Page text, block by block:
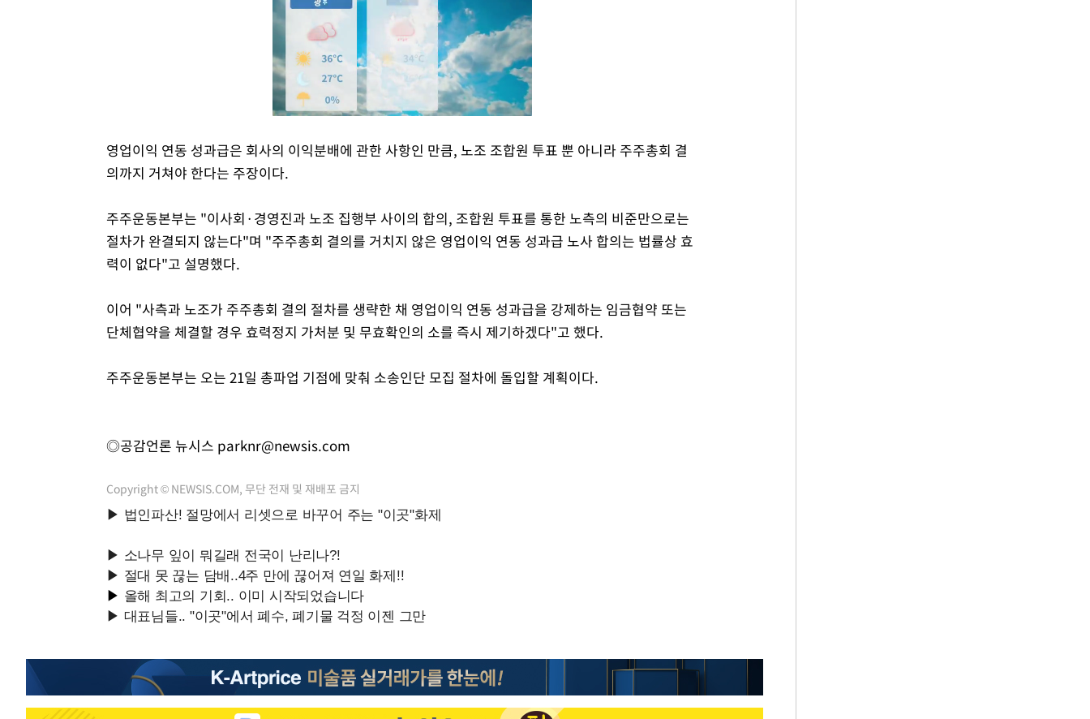
영업이익 연동 성과급은 회사의 이익분배에 관한 사항인 만큼, 노조 조합원 투표 뿐 아니라 주주총회 결
의까지 거쳐야 한다는 주장이다.
주주운동본부는 "이사회·경영진과 노조 집행부 사이의 합의, 조합원 투표를 통한 노측의 비준만으로는
절차가 완결되지 않는다"며 "주주총회 결의를 거치지 않은 영업이익 연동 성과급 노사 합의는 법률상 효
력이 없다"고 설명했다.
이어 "사측과 노조가 주주총회 결의 절차를 생략한 채 영업이익 연동 성과급을 강제하는 임금협약 또는
단체협약을 체결할 경우 효력정지 가처분 및 무효확인의 소를 즉시 제기하겠다"고 했다.
주주운동본부는 오는 21일 총파업 기점에 맞춰 소송인단 모집 절차에 돌입할 계획이다.
◎공감언론 뉴시스 parknr@newsis.com
Copyright © NEWSIS.COM, 무단 전재 및 재배포 금지